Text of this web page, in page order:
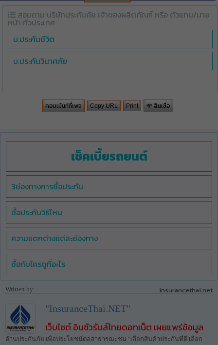
สอบถาม บริษัทประกันภัย เจ้าของผลิตภัณฑ์ หรือ ตัวแทน/นาย
หน้า ทั่วประเทศ
บ.ประกันชีวิต
บ.ประกันวินาศภัย
คอมเม้นท์ที่เพจ Copy URL Print 💸 สินเชื่อ
เช็คเบี้ยรถยนต์
3ช่องทางการซื้อประกัน
ซื้อประกันวิธีไหน
ความแตกต่างแต่ละช่องทาง
ซื้อกับใครดูที่อะไร
Written by: insurancethai.net
"InsuranceThai.NET"
เว็บไซต์ อินชัวรันส์ไทยดอทเน็ต เผยแพร่ข้อมูล
ด้านประกันภัย เพื่อประโยชน์ต่อสาธารณะชน "เลือกสินค้าประกันที่ดี เลือก